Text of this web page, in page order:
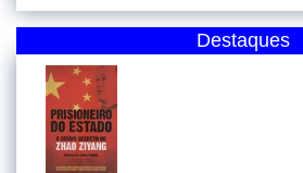
Destaques